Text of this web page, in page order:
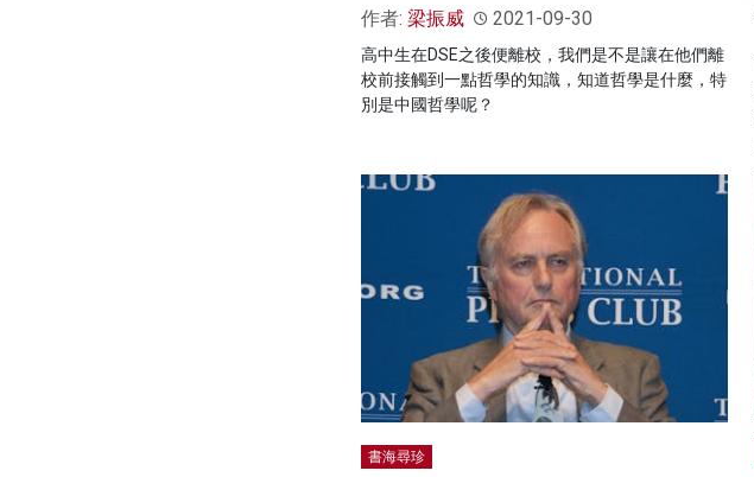
作者: 梁振威 2021-09-30
高中生在DSE之後便離校，我們是不是讓在他們離
校前接觸到一點哲學的知識，知道哲學是什麼，特
別是中國哲學呢？
書海尋珍